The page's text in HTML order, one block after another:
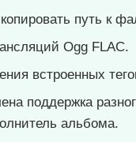
путь к
Ogg FLAC.
встроенных
поддержка
альбома.